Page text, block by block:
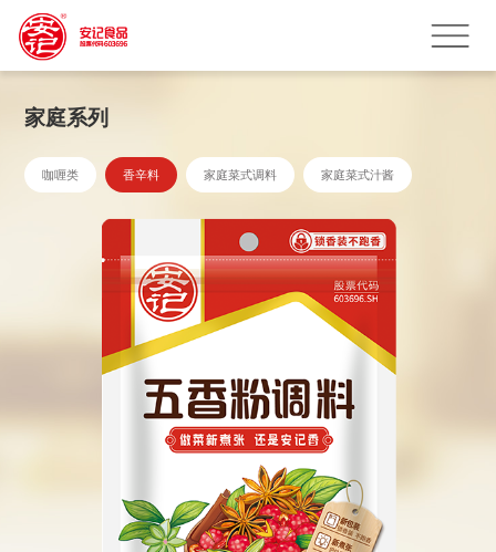
家庭系列
咖喱类 香辛料 家庭菜式调料 家庭菜式汁酱